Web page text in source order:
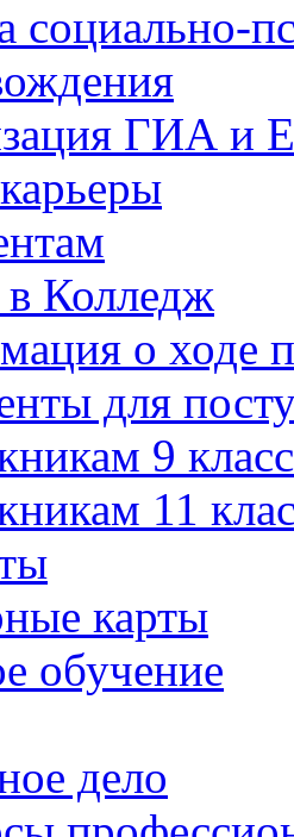
социально-
ГИА и
Колледж
о ходе
для
9
11
карты
обучение
дело